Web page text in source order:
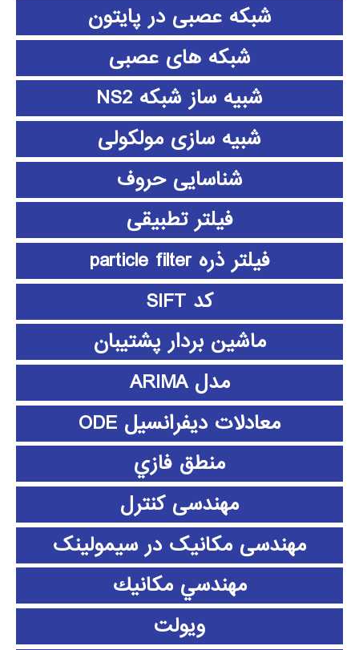
شبکه عصبی در پایتون
شبکه های عصبی
شبیه ساز شبکه NS2
شبیه سازی مولکولی
شناسایی حروف
فیلتر تطبیقی
فیلتر ذره particle filter
کد SIFT
ماشین بردار پشتیبان
مدل ARIMA
معادلات دیفرانسیل ODE
منطق فازي
مهندسی کنترل
مهندسی مکانیک در سیمولینک
مهندسي مكانيك
ویولت